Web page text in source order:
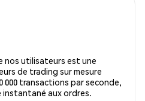
nos utilisateurs est une
de trading sur mesure
transactions par seconde,
instantané aux ordres.